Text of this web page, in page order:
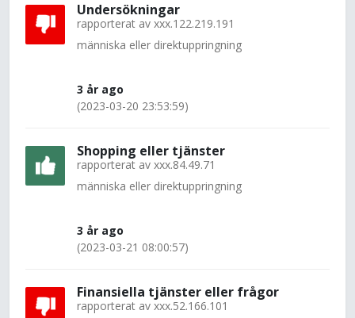
Undersökningar
rapporterat av xxx.122.219.191
människa eller direktuppringning
3 år ago
(2023-03-20 23:53:59)
Shopping eller tjänster
rapporterat av xxx.84.49.71
människa eller direktuppringning
3 år ago
(2023-03-21 08:00:57)
Finansiella tjänster eller frågor
rapporterat av xxx.52.166.101